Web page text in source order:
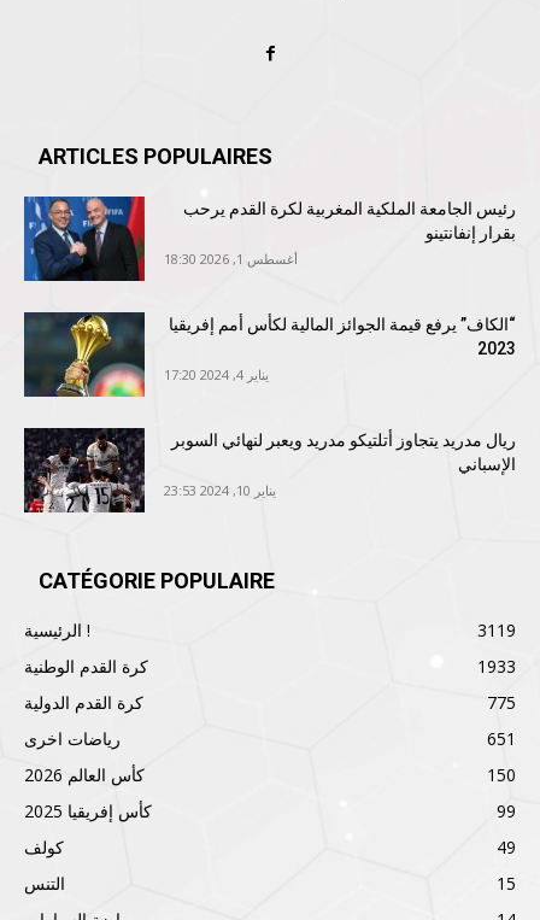
ARTICLES POPULAIRES
رئيس الجامعة الملكية المغربية لكرة القدم يرحب
بقرار إنفانتينو
أغسطس 1, 2026 18:30
“الكاف” يرفع قيمة الجوائز المالية لكأس أمم إفريقيا
2023
يناير 4, 2024 17:20
ريال مدريد يتجاوز أتلتيكو مدريد ويعبر لنهائي السوبر
الإسباني
يناير 10, 2024 23:53
CATÉGORIE POPULAIRE
الرئيسية !
3119
كرة القدم الوطنية
1933
كرة القدم الدولية
775
رياضات اخرى
651
كأس العالم 2026
150
كأس إفريقيا 2025
99
كولف
49
التنس
15